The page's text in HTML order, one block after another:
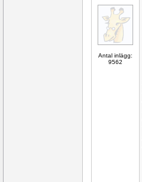
Antal inlägg:
9562